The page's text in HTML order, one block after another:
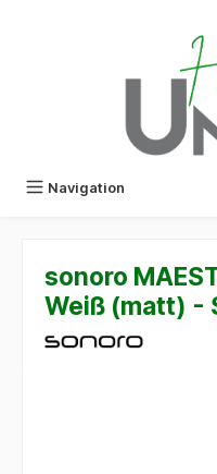
Navigation
sonoro
Weiß (matt) -